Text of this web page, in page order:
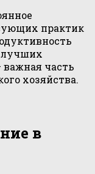
практик
лучших
часть
хозяйства.
в